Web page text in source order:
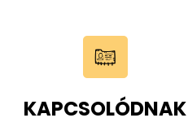
KAPCSOLÓDNAK